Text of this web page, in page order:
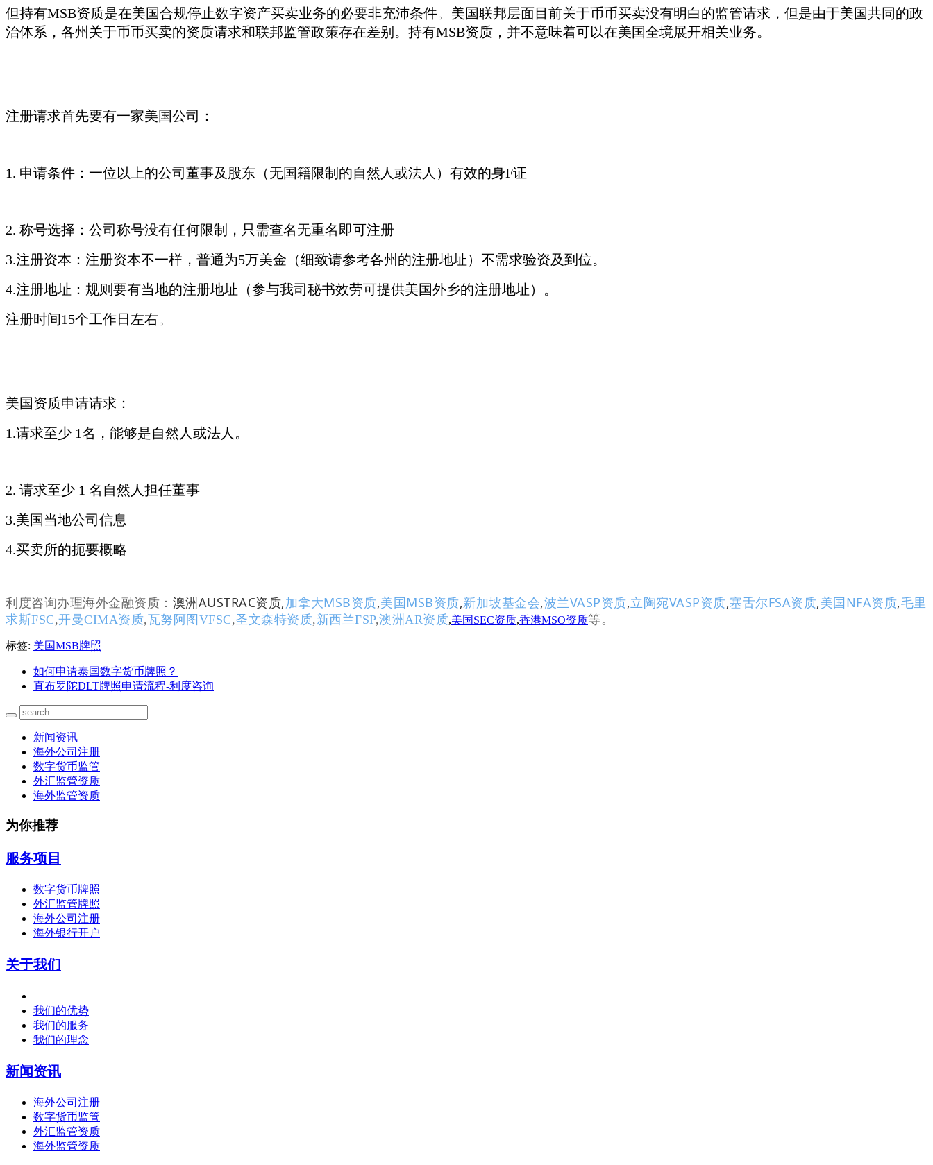
但持有MSB资质是在美国合规停止数字资产买卖业务的必要非充沛条件。美国联邦层面目前关于币币买卖没有明白的监管请求，但是由于美国共同的政
治体系，各州关于币币买卖的资质请求和联邦监管政策存在差别。持有MSB资质，并不意味着可以在美国全境展开相关业务。
注册请求首先要有一家美国公司：
1. 申请条件：一位以上的公司董事及股东（无国籍限制的自然人或法人）有效的身F证
2. 称号选择：公司称号没有任何限制，只需查名无重名即可注册
3.注册资本：注册资本不一样，普通为5万美金（细致请参考各州的注册地址）不需求验资及到位。
4.注册地址：规则要有当地的注册地址（参与我司秘书效劳可提供美国外乡的注册地址）。
注册时间15个工作日左右。
美国资质申请请求：
1.请求至少 1名，能够是自然人或法人。
2. 请求至少 1 名自然人担任董事
3.美国当地公司信息
4.买卖所的扼要概略
利度咨询办理海外金融资质： 澳洲AUSTRAC资质,加拿大MSB资质,美国MSB资质,新加坡基金会,波兰VASP资质,立陶宛VASP资质,塞舌尔FSA资质,美国NFA资质,毛里
求斯FSC,开曼CIMA资质,瓦努阿图VFSC,圣文森特资质, 新西兰FSP,澳洲AR资质,美国SEC资质,香港MSO资质等。
标签: 美国MSB牌照
如何申请泰国数字货币牌照？
直布罗陀DLT牌照申请流程-利度咨询
新闻资讯
海外公司注册
数字货币监管
外汇监管资质
海外监管资质
为你推荐
服务项目
数字货币牌照
外汇监管牌照
海外公司注册
海外银行开户
关于我们
我们的优势
我们的服务
我们的理念
新闻资讯
海外公司注册
数字货币监管
外汇监管资质
海外监管资质